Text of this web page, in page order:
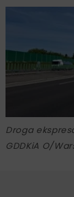
Droga
GDDKiA O/